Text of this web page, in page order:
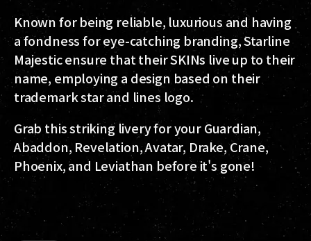
Known for being reliable, luxurious and having
a fondness for eye-catching branding, Starline
Majestic ensure that their SKINs live up to their
name, employing a design based on their
trademark star and lines logo.
Grab this striking livery for your Guardian,
Abaddon, Revelation, Avatar, Drake, Crane,
Phoenix, and Leviathan before it's gone!